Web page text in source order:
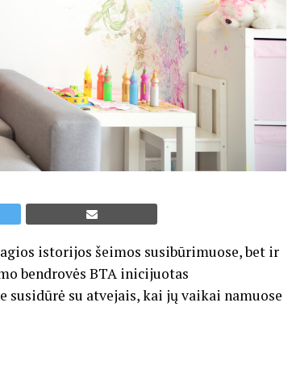
istorijos šeimos susibūrimuose, bet ir
bendrovės BTA inicijuotas
susidūrė su atvejais, kai jų vaikai namuose